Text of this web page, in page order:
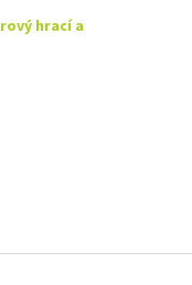
hrací a